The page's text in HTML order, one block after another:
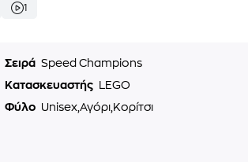
1
Σειρά Speed Champions
Κατασκευαστής
LEGO
Φύλο Unisex,Αγόρι,Κορίτσι